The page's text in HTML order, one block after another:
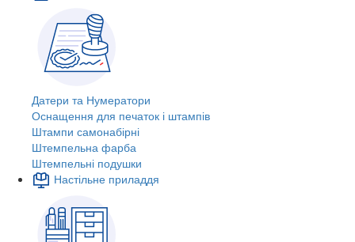
Датери та Нумератори
Оснащення для печаток і штампів
Штампи самонабірні
Штемпельна фарба
Штемпельні подушки
Настільне приладдя